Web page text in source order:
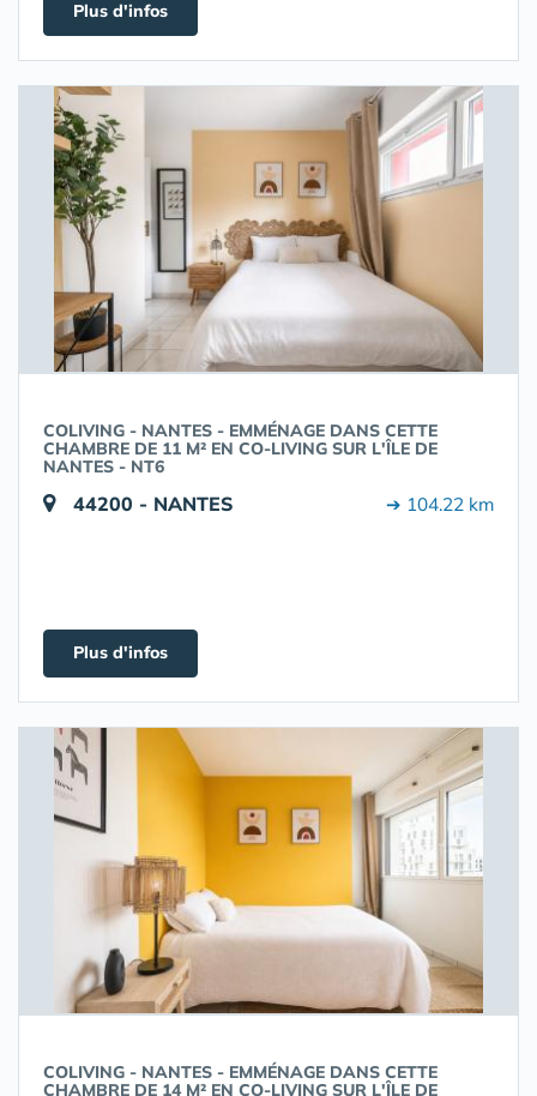
Plus d'infos
COLIVING - NANTES - EMMÉNAGE DANS CETTE
CHAMBRE DE 11 M² EN CO-LIVING SUR L'ÎLE DE
NANTES - NT6
44200 - NANTES ➔ 104.22 km
Plus d'infos
COLIVING - NANTES - EMMÉNAGE DANS CETTE
CHAMBRE DE 14 M² EN CO-LIVING SUR L'ÎLE DE